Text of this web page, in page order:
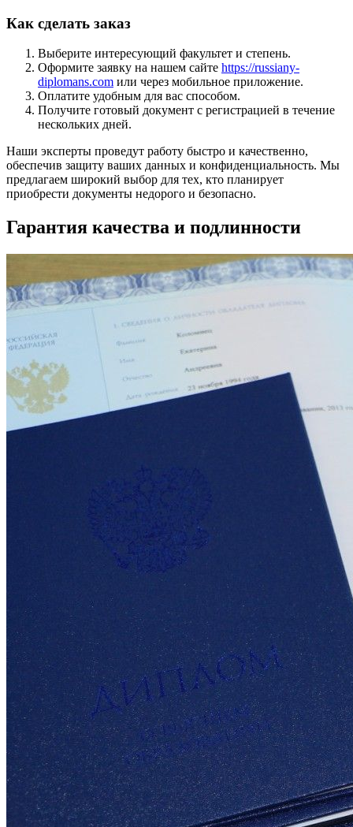
Как сделать заказ
Выберите интересующий факультет и степень.
Оформите заявку на нашем сайте https://russiany-
diplomans.com или через мобильное приложение.
Оплатите удобным для вас способом.
Получите готовый документ с регистрацией в течение
нескольких дней.
Наши эксперты проведут работу быстро и качественно,
обеспечив защиту ваших данных и конфиденциальность. Мы
предлагаем широкий выбор для тех, кто планирует
приобрести документы недорого и безопасно.
Гарантия качества и подлинности